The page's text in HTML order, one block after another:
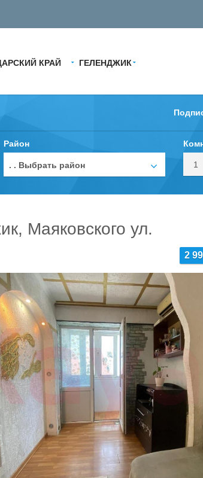
КРАЙ ГЕЛЕНДЖИК
Район
. . Выбрать район 1
Маяковского ул.
2